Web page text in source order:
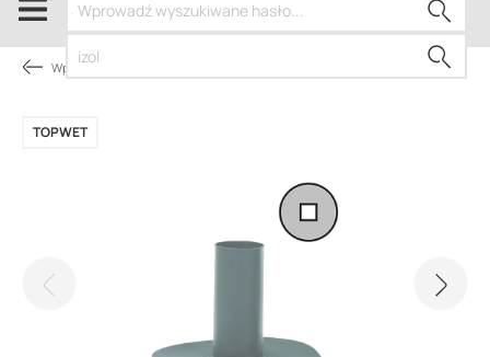
Wpusty i akcesoria
TOPWET